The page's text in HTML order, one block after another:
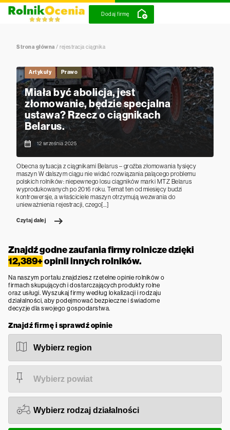
Dodaj firmę
Strona główna / rejestracja ciągnika
Artykuły Prawo
Miała być abolicja, jest
złomowanie, będzie specjalna
ustawa? Rzecz o ciągnikach
Belarus.
12 września 2025
Obecna sytuacja z ciągnikami Belarus – groźba złomowania tysięcy
maszyn W dalszym ciągu nie widać rozwiązania palącego problemu
polskich rolników: niepewnego losu ciągników marki MTZ Belarus
wyprodukowanych po 2016 roku. Temat ten od miesięcy budzi
kontrowersje, a właściciele maszyn otrzymują wezwania do
unieważnienia rejestracji, czego[…]
Czytaj dalej
Znajdź godne zaufania firmy rolnicze dzięki
12,389+opinii innych rolników.
Na naszym portalu znajdziesz rzetelne opinie rolników o
firmach skupujących i dostarczających produkty rolne
oraz usługi. Wyszukaj firmy według lokalizacji i rodzaju
działalności, aby podejmować bezpieczne i świadome
decyzje dla swojego gospodarstwa.
Znajdź firmę i sprawdź opinie